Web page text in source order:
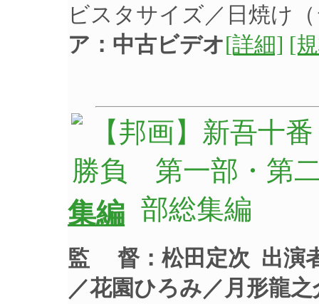
ビスタサイズ／日焼け
ア：中古ビデオ[詳細] [
集編
監 督：松田定次 出演
／花園ひろみ／月形龍之